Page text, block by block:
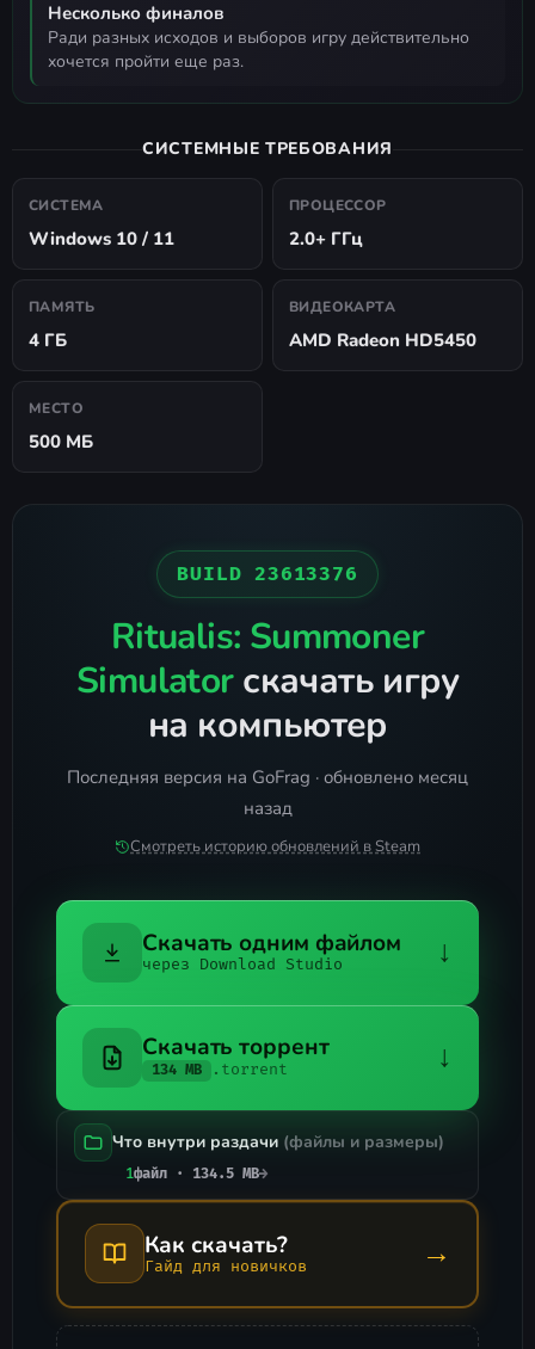
Несколько финалов
ради разных исходов и выборов игру действительно
хочется пройти еще раз.
СИСТЕМНЫЕ ТРЕБОВАНИЯ
СИСТЕМА
Windows 10 / 11
ПРОЦЕССОР
2.0+ ГГц
ПАМЯТЬ
4 ГБ
ВИДЕОКАРТА
AMD Radeon HD5450
МЕСТО
500 МБ
BUILD 23613376
Ritualis: Summoner
Simulatorскачать игру
на компьютер
Последняя версия на GoFrag · обновлено месяц
назад
Смотреть историю обновлений в Steam
Скачать одним файлом
через Download Studio ↓
Скачать торрент
134 MB .torrent ↓
Что внутри раздачи (файлы и размеры)
1файл · 134.5 MB→
Как скачать?
Гайд для новичков →